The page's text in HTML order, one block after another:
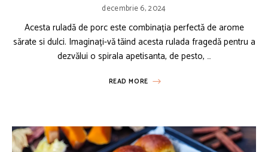
decembrie 6, 2024
Acesta ruladă de porc este combinația perfectă de arome
sărate si dulci. Imaginați-vă tăind acesta rulada fragedă pentru a
dezvălui o spirala apetisanta, de pesto, …
READ MORE